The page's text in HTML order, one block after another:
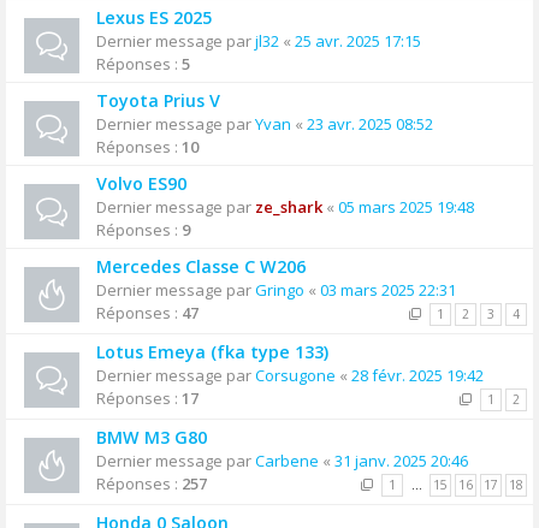
Lexus ES 2025
Dernier message parjl32 « 25 avr. 2025 17:15
Réponses : 5
Toyota Prius V
Dernier message parYvan « 23 avr. 2025 08:52
Réponses : 10
Volvo ES90
Dernier message par ze_shark« 05 mars 2025 19:48
Réponses : 9
Mercedes Classe C W206
Dernier message parGringo « 03 mars 2025 22:31
Réponses : 47 1 2 3 4
Lotus Emeya (fka type 133)
Dernier message parCorsugone « 28 févr. 2025 19:42
Réponses : 17 1 2
BMW M3 G80
Dernier message parCarbene « 31 janv. 2025 20:46
Réponses : 257 1 … 15 16 17 18
Honda 0 Saloon